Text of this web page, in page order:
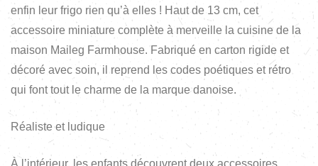
enfin leur frigo rien qu’à elles ! Haut de 13 cm, cet
accessoire miniature complète à merveille la cuisine de la
maison Maileg Farmhouse. Fabriqué en carton rigide et
décoré avec soin, il reprend les codes poétiques et rétro
qui font tout le charme de la marque danoise.
Réaliste et ludique
À l’intérieur, les enfants découvrent deux accessoires